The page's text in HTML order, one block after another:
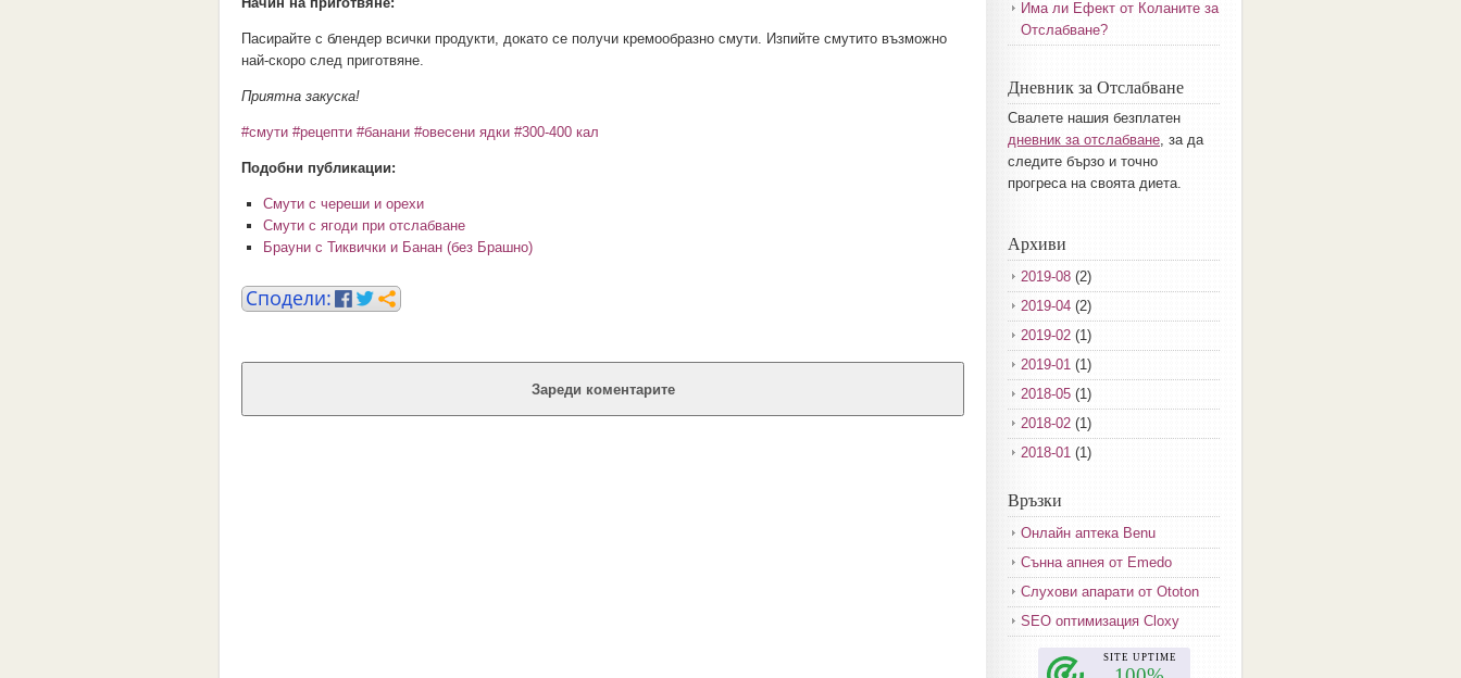
Пасирайте с блендер всички продукти, докато се получи кремообразно смути. Изпийте смутито възможно
най-скоро след приготвяне.
Приятна закуска!
#смути #рецепти #банани #овесени ядки #300-400 кал
Подобни публикации:
Смути с череши и орехи
Смути с ягоди при отслабване
Брауни с Тиквички и Банан (без Брашно)
Зареди коментарите
Има ли Ефект от Коланите за
Отслабване?
Дневник за Отслабване
Свалете нашия безплатен
дневник за отслабване, за да
следите бързо и точно
прогреса на своята диета.
Архиви
2019-08 (2)
2019-04 (2)
2019-02 (1)
2019-01 (1)
2018-05 (1)
2018-02 (1)
2018-01 (1)
2017-11
2017-10 (3)
2017-08(3)
2017-07(1)
2017-06(2)
2017-05(4)
Връзки
Онлайн аптека Benu
Сънна апнея от Emedo
Слухови апарати от Ototon
SEO оптимизация Cloxy